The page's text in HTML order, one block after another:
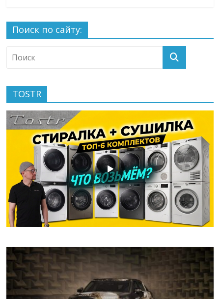
Поиск по сайту:
TOSTR